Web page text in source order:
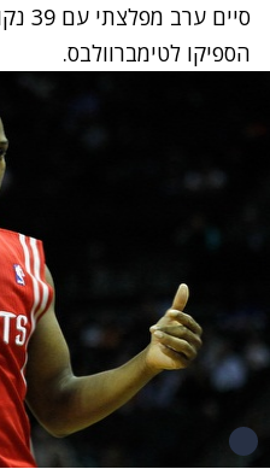
הספיקו לטימברוולבס.